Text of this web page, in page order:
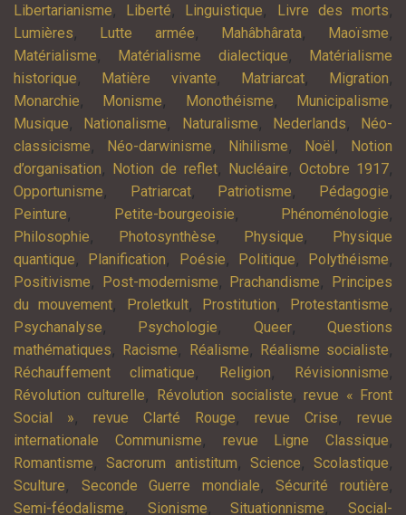
Libertarianisme, Liberté, Linguistique, Livre des morts,
Lumières, Lutte armée, Mahâbhârata, Maoïsme,
Matérialisme, Matérialisme dialectique,
Matérialisme
historique, Matière vivante, Matriarcat, Migration,
Monarchie, Monisme, Monothéisme, Municipalisme,
Musique, Nationalisme, Naturalisme, Nederlands,
Néo-
classicisme, Néo-darwinisme, Nihilisme, Noël ,
Notion
d’organisation, Notion de reflet, Nucléaire, Octobre 1917,
Opportunisme, Patriarcat, Patriotisme, Pédagogie,
Peinture, Petite-bourgeoisie, Phénoménologie,
Philosophie, Photosynthèse, Physique,
Physique
quantique, Planification, Poésie, Politique, Polythéisme,
Positivisme, Post-modernisme, Prachandisme,
Principes
du mouvement, Proletkult, Prostitution, Protestantisme,
Psychanalyse, Psychologie, Queer,Questions
mathématiques, Racisme, Réalisme, Réalisme socialiste,
Réchauffement climatique, Religion, Révisionnisme,
Révolution culturelle, Révolution socialiste,revue « Front
Social », revue Clarté Rouge, revue Crise, revue
internationale Communisme, revue Ligne Classique,
Romantisme,Sacrorum antistitum, Science, Scolastique,
Sculture, Seconde Guerre mondiale,Sécurité routière,
Semi-féodalisme, Sionisme,Situationnisme,Social-